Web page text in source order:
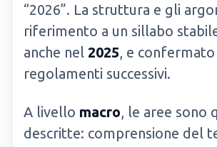
“2026”. La struttura e gli
riferimento a un sillabo
anche nel 2025, e confermato
regolamenti successivi.
A livello macro, le aree sono
descritte: comprensione del